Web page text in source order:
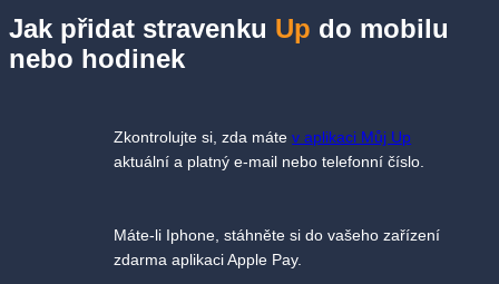
Jak přidat stravenku Up do mobilu
nebo hodinek
Zkontrolujte si, zda mátev aplikaci Můj Up
aktuální a platný e-mail nebo telefonní číslo.
Máte-li Iphone, stáhněte si do vašeho zařízení
zdarma aplikaci Apple Pay.